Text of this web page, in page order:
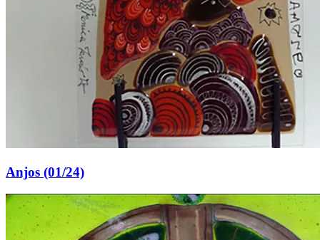
Anjos (01/24)